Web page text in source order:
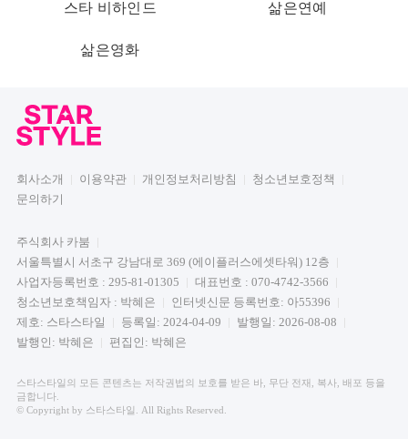
스타 비하인드 삶은연예
삶은영화
회사소개 이용약관 개인정보처리방침
청소년보호정책
문의하기
주식회사 카붐
서울특별시 서초구 강남대로 369 (에이플러스에셋타워) 12층
사업자등록번호 : 295-81-01305
대표번호 : 070-4742-3566
청소년보호책임자 : 박혜은
인터넷신문 등록번호: 아55396
제호: 스타스타일
등록일: 2024-04-09
발행일: 2026-08-08
발행인: 박혜은
편집인: 박혜은
스타스타일의 모든 콘텐츠는 저작권법의 보호를 받은 바, 무단 전재, 복사, 배포 등을
금합니다.
© Copyright by 스타스타일. All Rights Reserved.